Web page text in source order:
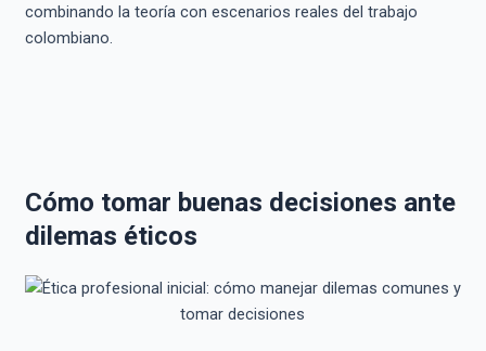
combinando la teoría con escenarios reales del trabajo
colombiano.
Cómo tomar buenas decisiones ante
dilemas éticos